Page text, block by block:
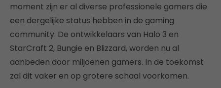
moment zijn er al diverse professionele gamers die
een dergelijke status hebben in de gaming
community. De ontwikkelaars van Halo 3 en
StarCraft 2, Bungie en Blizzard, worden nu al
aanbeden door miljoenen gamers. In de toekomst
zal dit vaker en op grotere schaal voorkomen.